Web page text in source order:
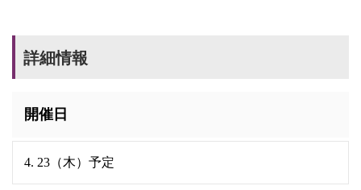
詳細情報
開催日
4. 23（木）予定